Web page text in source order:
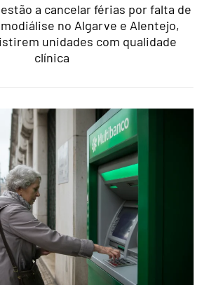
a cancelar férias por falta de
no Algarve e Alentejo,
unidades com qualidade
clínica